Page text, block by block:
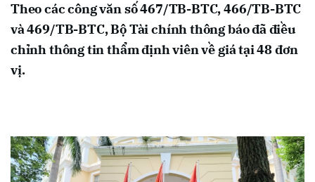
Theo các công văn số 467/TB-BTC, 466/TB-BTC
và 469/TB-BTC, Bộ Tài chính thông báo đã điều
chỉnh thông tin thẩm định viên về giá tại 48 đơn
vị.
Hủy